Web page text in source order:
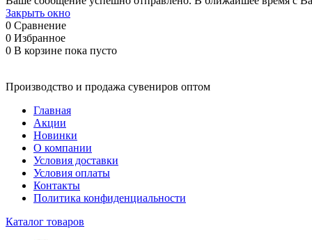
Закрыть окно
0 Сравнение
0 Избранное
0 В корзине пока пусто
Производство и продажа сувениров оптом
Главная
Акции
Новинки
О компании
Условия доставки
Условия оплаты
Контакты
Политика конфиденциальности
Каталог товаров